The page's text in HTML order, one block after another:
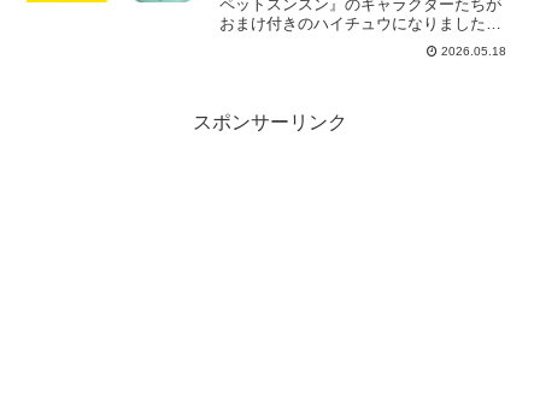
ペットスンスン』のキャラクターたちが
おまけ付きのハイチュウになりました。
おまけはぷっくりとした立体感が可愛い
大人気のクリアシール（全6種類）。お菓
2026.05.18
スポンサーリンク